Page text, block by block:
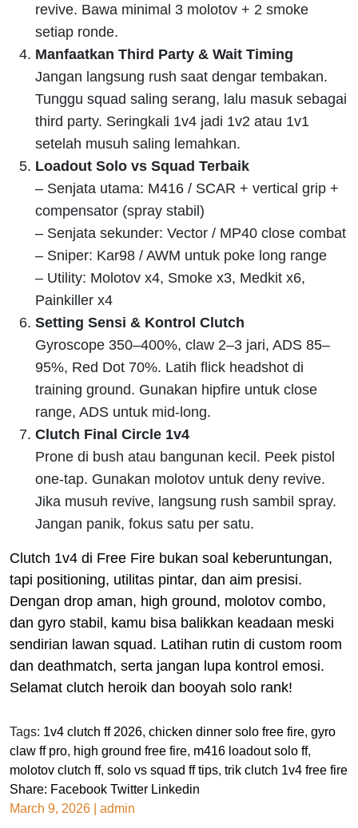
revive. Bawa minimal 3 molotov + 2 smoke
setiap ronde.
Manfaatkan Third Party & Wait Timing
Jangan langsung rush saat dengar tembakan.
Tunggu squad saling serang, lalu masuk sebagai
third party. Seringkali 1v4 jadi 1v2 atau 1v1
setelah musuh saling lemahkan.
Loadout Solo vs Squad Terbaik
– Senjata utama: M416 / SCAR + vertical grip +
compensator (spray stabil)
– Senjata sekunder: Vector / MP40 close combat
– Sniper: Kar98 / AWM untuk poke long range
– Utility: Molotov x4, Smoke x3, Medkit x6,
Painkiller x4
Setting Sensi & Kontrol Clutch
Gyroscope 350–400%, claw 2–3 jari, ADS 85–
95%, Red Dot 70%. Latih flick headshot di
training ground. Gunakan hipfire untuk close
range, ADS untuk mid-long.
Clutch Final Circle 1v4
Prone di bush atau bangunan kecil. Peek pistol
one-tap. Gunakan molotov untuk deny revive.
Jika musuh revive, langsung rush sambil spray.
Jangan panik, fokus satu per satu.
Clutch 1v4 di Free Fire bukan soal keberuntungan,
tapi positioning, utilitas pintar, dan aim presisi.
Dengan drop aman, high ground, molotov combo,
dan gyro stabil, kamu bisa balikkan keadaan meski
sendirian lawan squad. Latihan rutin di custom room
dan deathmatch, serta jangan lupa kontrol emosi.
Selamat clutch heroik dan booyah solo rank!
Tags: 1v4 clutch ff 2026, chicken dinner solo free fire, gyro
claw ff pro, high ground free fire, m416 loadout solo ff,
molotov clutch ff, solo vs squad ff tips, trik clutch 1v4 free fire
Share: Facebook Twitter Linkedin
March 9, 2026
admin